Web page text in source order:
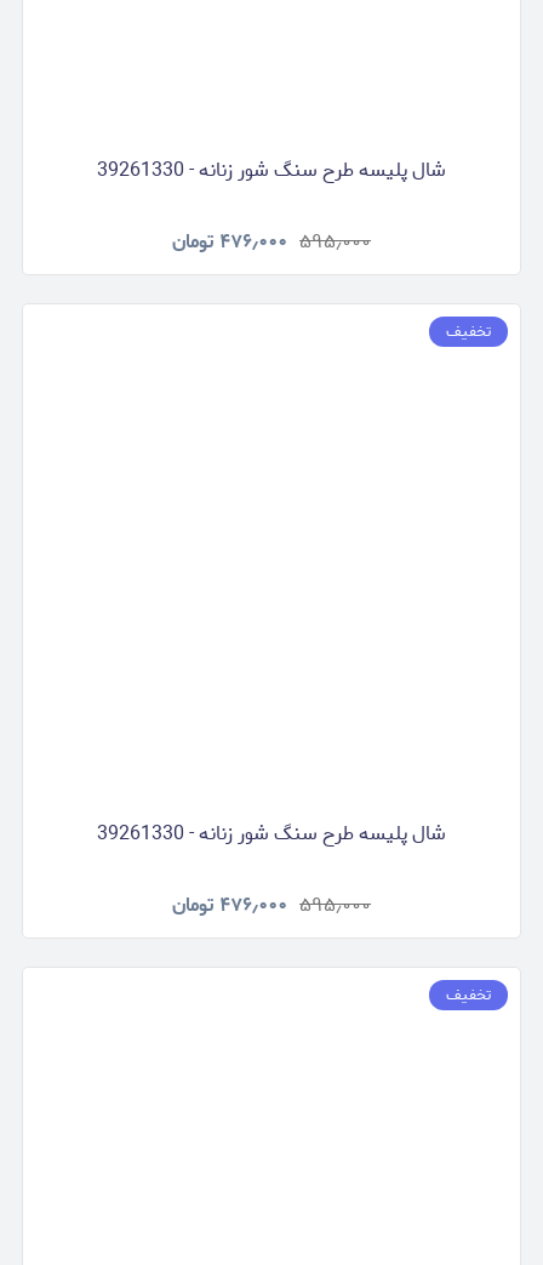
شال پلیسه طرح سنگ شور زنانه - 39261330
۵۹۵٫۰۰۰ ۴۷۶٫۰۰۰ تومان
تخفیف
شال پلیسه طرح سنگ شور زنانه - 39261330
۵۹۵٫۰۰۰ ۴۷۶٫۰۰۰ تومان
تخفیف